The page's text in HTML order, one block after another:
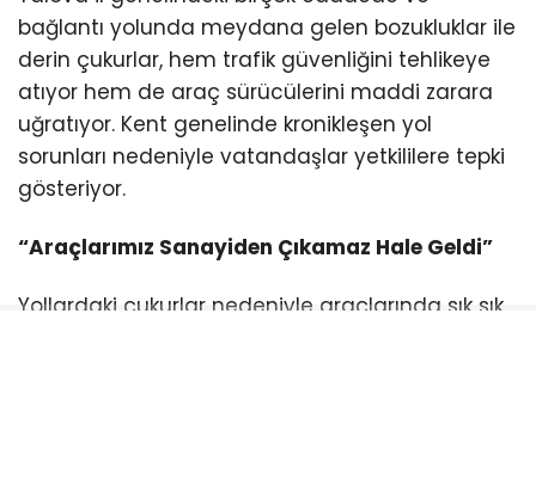
bağlantı yolunda meydana gelen bozukluklar ile
derin çukurlar, hem trafik güvenliğini tehlikeye
atıyor hem de araç sürücülerini maddi zarara
uğratıyor. Kent genelinde kronikleşen yol
sorunları nedeniyle vatandaşlar yetkililere tepki
gösteriyor.
“Araçlarımız Sanayiden Çıkamaz Hale Geldi”
Yollardaki çukurlar nedeniyle araçlarında sık sık